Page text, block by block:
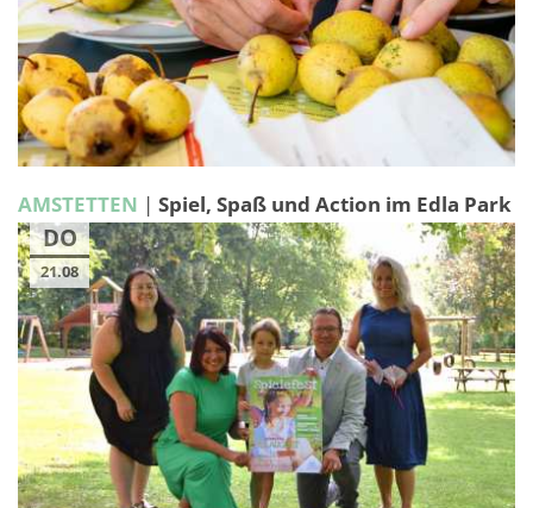
AMSTETTEN | Spiel, Spaß und Action im Edla Park
DO
21.08